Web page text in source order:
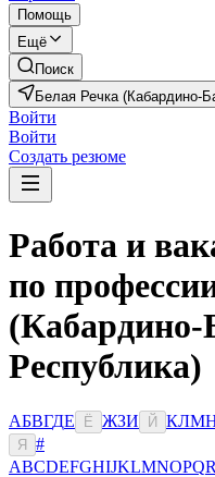
Помощь
Ещё
Поиск
Белая Речка (Кабардино-
Войти
Войти
Создать резюме
Работа и
по
(Кабардино-
Республика)
АБВГДЕ Ё ЖЗИ Й КЛМ
Я
#
ABCDEFGHIJKLMNOPQR